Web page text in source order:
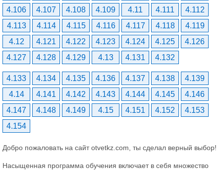
4.106
4.107 4.108 4.109 4.11 4.111
4.112
4.113
4.114 4.115 4.116 4.117 4.118
4.119
4.12
4.121 4.122 4.123 4.124 4.125
4.126
4.127
4.128 4.129 4.13 4.131 4.132
4.133 4.134 4.135 4.136 4.137 4.138
4.139
4.14
4.141 4.142 4.143 4.144 4.145
4.146
4.147
4.148 4.149 4.15 4.151 4.152
4.153
4.154
Добро пожаловать на сайт otvetkz.com, ты сделал верный выбор!
Насыщенная программа обучения включает в себя множество